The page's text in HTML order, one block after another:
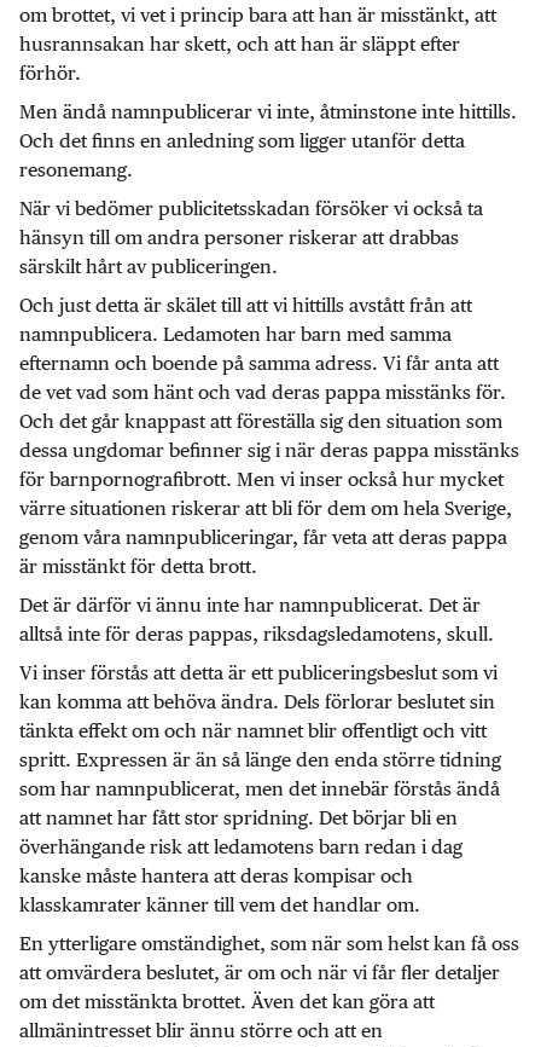
om brottet, vi vet i princip bara att han är misstänkt, att
husrannsakan har skett, och att han är släppt efter
förhör.
Men ändå namnpublicerar vi inte, åtminstone inte hittills.
Och det finns en anledning som ligger utanför detta
resonemang.
När vi bedömer publicitetsskadan försöker vi också ta
hänsyn till om andra personer riskerar att drabbas
särskilt hårt av publiceringen.
Och just detta är skälet till att vi hittills avstått från att
namnpublicera. Ledamoten har barn med samma
efternamn och boende på samma adress. Vi får anta att
de vet vad som hänt och vad deras pappa misstänks för.
Och det går knappast att föreställa sig den situation som
dessa ungdomar befinner sig i när deras pappa misstänks
för barnpornografibrott. Men vi inser också hur mycket
värre situationen riskerar att bli för dem om hela Sverige,
genom våra namnpubliceringar, får veta att deras pappa
är misstänkt för detta brott.
Det är därför vi ännu inte har namnpublicerat. Det är
alltså inte för deras pappas, riksdagsledamotens, skull.
Vi inser förstås att detta är ett publiceringsbeslut som vi
kan komma att behöva ändra. Dels förlorar beslutet sin
tänkta effekt om och när namnet blir offentligt och vitt
spritt. Expressen är än så länge den enda större tidning
som har namnpublicerat, men det innebär förstås ändå
att namnet har fått stor spridning. Det börjar bli en
överhängande risk att ledamotens barn redan i dag
kanske måste hantera att deras kompisar och
klasskamrater känner till vem det handlar om.
En ytterligare omständighet, som när som helst kan få oss
att omvärdera beslutet, är om och när vi får fler detaljer
om det misstänkta brottet. Även det kan göra att
allmänintresset blir ännu större och att en